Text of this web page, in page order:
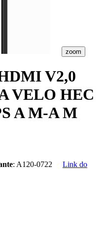
zoom
V2,0
VELO HEC
A M-A M
: A120-0722
Link do